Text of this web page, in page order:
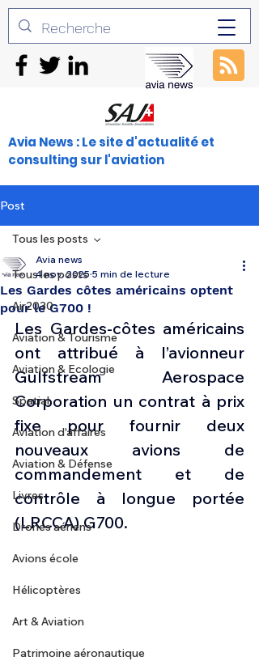
Avia News : Le site d'actualité et
consulting sur l'aviation
Post
Tous les posts
Air2030
Aviation & Tourisme
Aviation & Ecologie
Spatial
Aviation d'affaires
Aviation & Défense
Livres
Drones aériens
Avions école
Hélicoptères
Art & Aviation
Patrimoine aéronautique
Tous les posts
Les Gardes côtes américains optent
pour le G700 !
Avia news
4 nov. 2025 5 min de lecture
Les Gardes-côtes américains
ont attribué à l’avionneur
Gulfstream Aerospace
Corporation un contrat à prix
fixe pour fournir deux
nouveaux avions de
commandement et de
contrôle à longue portée
(LRCCA) G700.